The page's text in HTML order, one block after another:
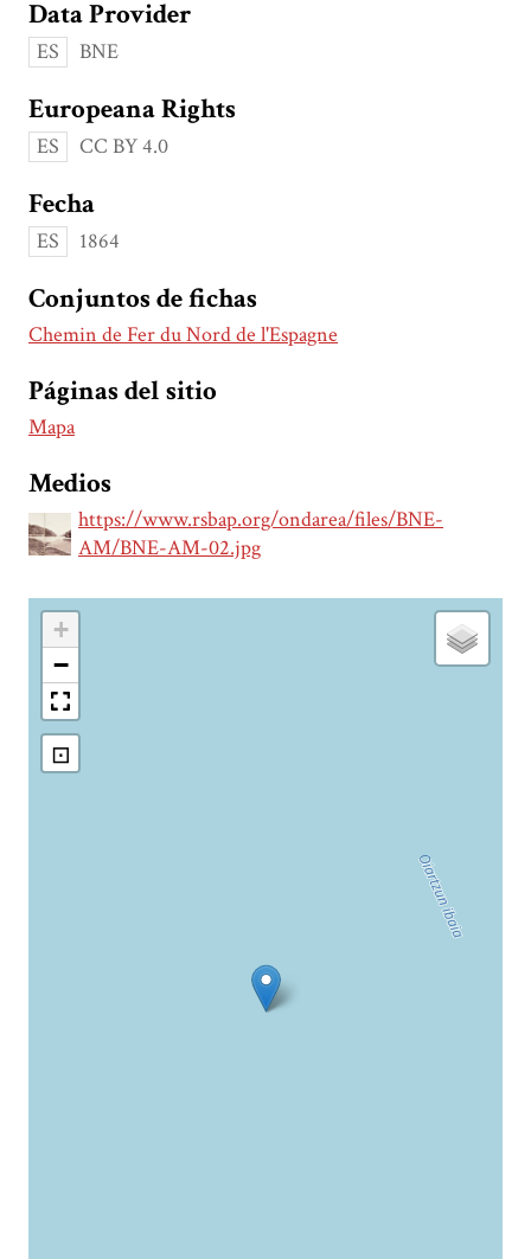
Data Provider
ES BNE
Europeana Rights
ES CC BY 4.0
Fecha
ES 1864
Conjuntos de fichas
Chemin de Fer du Nord de l'Espagne
Páginas del sitio
Mapa
Medios
https://www.rsbap.org/ondarea/files/BNE-
AM/BNE-AM-02.jpg
+
−
⊡